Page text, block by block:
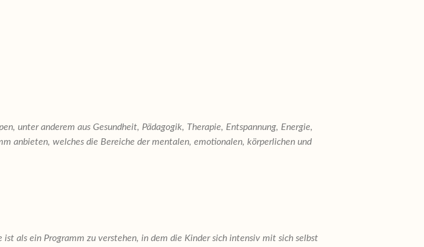
unter anderem aus Gesundheit, Pädagogik, Therapie, Entspannung, Energie,
anbieten, welches die Bereiche der mentalen, emotionalen, körperlichen und
als ein Programm zu verstehen, in dem die Kinder sich intensiv mit sich selbst